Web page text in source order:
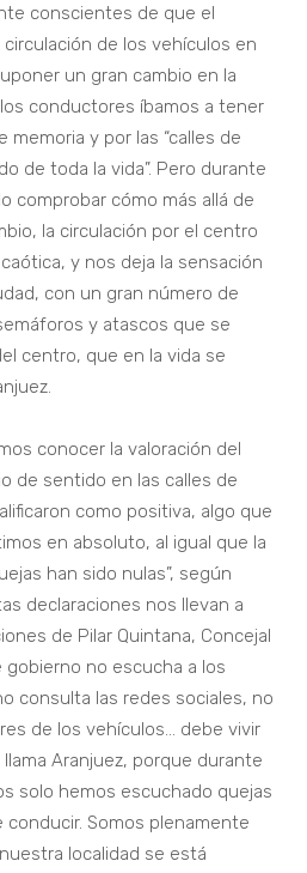
conscientes de que el
de los vehículos en
un gran cambio en la
conductores íbamos a tener
memoria y por las “calles de
de toda la vida”. Pero durante
comprobar cómo más allá de
la circulación por el centro
y nos deja la sensación
con un gran número de
y atascos que se
centro, que en la vida se
conocer la valoración del
de sentido en las calles de
como positiva, algo que
en absoluto, al igual que la
han sido nulas”, según
declaraciones nos llevan a
de Pilar Quintana, Concejal
gobierno no escucha a los
consulta las redes sociales, no
de los vehículos… debe vivir
Aranjuez, porque durante
solo hemos escuchado quejas
conducir. Somos plenamente
localidad se está